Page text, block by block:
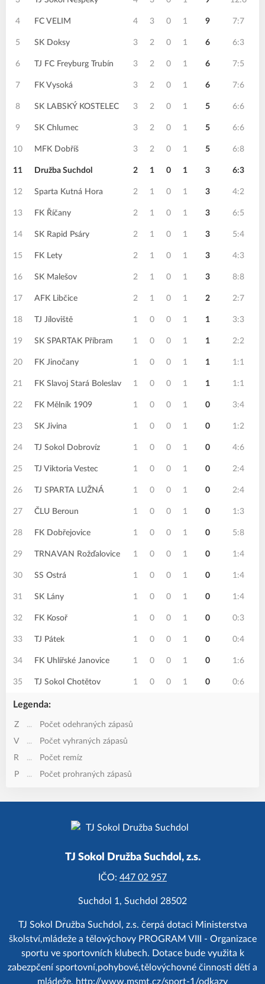
4 FC VELIM 4 3 0 1 9 7:7
5 SK Doksy 3 2 0 1 6 6:3
6 TJ FC Freyburg Trubín 3 2 0 1 6 7:5
7 FK Vysoká 3 2 0 1 6 7:6
8 SK LABSKÝ KOSTELEC 3 2 0 1 5 6:6
9 SK Chlumec 3 2 0 1 5 6:6
10 MFK Dobříš 3 2 0 1 5 6:8
11 Družba Suchdol 2 1 0 1 3 6:3
12 Sparta Kutná Hora 2 1 0 1 3 4:2
13 FK Říčany 2 1 0 1 3 6:5
14 SK Rapid Psáry 2 1 0 1 3 5:4
15 FK Lety 2 1 0 1 3 4:3
16 SK Malešov 2 1 0 1 3 8:8
17 AFK Libčice 2 1 0 1 2 2:7
18 TJ Jíloviště 1 0 0 1 1 3:3
19 SK SPARTAK Příbram 1 0 0 1 1 2:2
20 FK Jinočany 1 0 0 1 1 1:1
21 FK Slavoj Stará Boleslav 1 0 0 1 1 1:1
22 FK Mělník 1909 1 0 0 1 0 3:4
23 SK Jivina 1 0 0 1 0 1:2
24 TJ Sokol Dobrovíz 1 0 0 1 0 4:6
25 TJ Viktoria Vestec 1 0 0 1 0 2:4
26 TJ SPARTA LUŽNÁ 1 0 0 1 0 2:4
27 ČLU Beroun 1 0 0 1 0 1:3
28 FK Dobřejovice 1 0 0 1 0 5:8
29 TRNAVAN Rožďalovice 1 0 0 1 0 1:4
30 SS Ostrá 1 0 0 1 0 1:4
31 SK Lány 1 0 0 1 0 1:4
32 FK Kosoř 1 0 0 1 0 0:3
33 TJ Pátek 1 0 0 1 0 0:4
34 FK Uhlířské Janovice 1 0 0 1 0 1:6
35 TJ Sokol Chotětov 1 0 0 1 0 0:6
Legenda:
Z ...
Počet odehraných zápasů
V
...
Počet vyhraných zápasů
R
...
Počet remíz
P
... Počet prohraných zápasů
TJ Sokol Družba Suchdol, z.s.
IČO: 447 02 957
Suchdol 1, Suchdol 28502
TJ Sokol Družba Suchdol, z.s. čerpá dotaci Ministerstva
školství,mládeže a tělovýchovy PROGRAM VIII - Organizace
sportu ve sportovních klubech. Dotace bude využita k
zabezpčení sportovní,pohybové,tělovýchovné činnosti dětí a
mládeže. http://www.msmt.cz/sport-1/odkazy